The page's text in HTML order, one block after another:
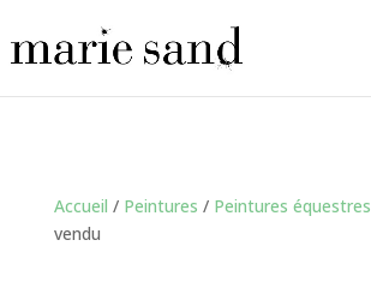
Accueil / Peintures / Peintures équestres
vendu